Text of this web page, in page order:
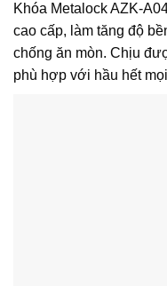
Khóa Metalock AZK-
cao cấp, làm tăng độ
chống ăn mòn. Chịu
phù hợp với hầu hết